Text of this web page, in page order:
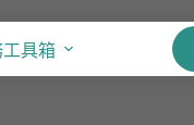
工具箱